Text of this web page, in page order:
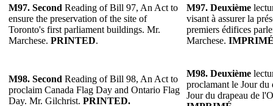
M97. Second Reading of Bill 97, An Act to
ensure the preservation of the site of
Toronto's first parliament buildings. Mr.
Marchese. PRINTED.
M97. Deuxième
visant à assurer la
premiers édifices
Marchese.
M98. Second Reading of Bill 98, An Act to
proclaim Canada Flag Day and Ontario Flag
Day. Mr. Gilchrist. PRINTED.
M98. Deuxième
proclamant le Jour du
Jour du drapeau de